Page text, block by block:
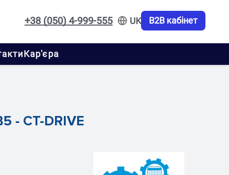
+38 (050) 4-999-555 UK B2B кабінет
Кар'єра
- CT-DRIVE